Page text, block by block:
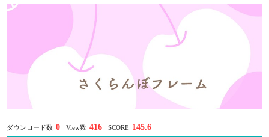
ダウンロード数 0 View数 416 SCORE 145.6